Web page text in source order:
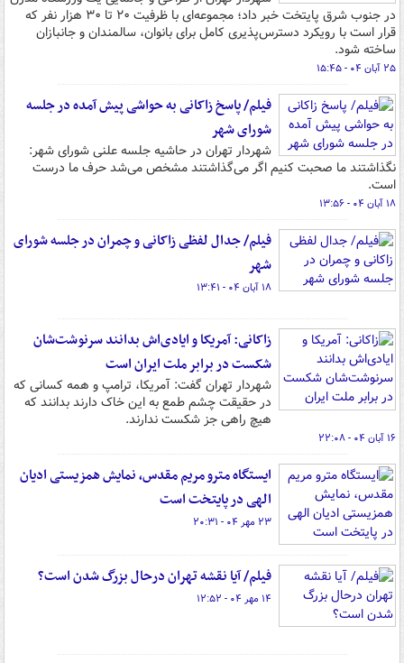
در جنوب شرق پایتخت خبر داد؛ مجموعه‌ای با ظرفیت ۲۰ تا ۳۰ هزار نفر که
قرار است با رویکرد دسترس‌پذیری کامل برای بانوان، سالمندان و جانبازان
ساخته شود.
۲۵ آبان ۰۴ - ۱۵:۴۵
فیلم/ پاسخ زاکانی به حواشی پیش آمده در جلسه
شورای شهر
شهردار تهران در حاشیه جلسه علنی شورای شهر:
نگذاشتند ما صحبت کنیم اگر می‌گذاشتند مشخص می‌شد حرف ما درست
است.
۱۸ آبان ۰۴ - ۱۳:۵۶
فیلم/ جدال لفظی زاکانی و چمران در جلسه شورای
شهر
۱۸ آبان ۰۴ - ۱۳:۴۱
زاکانی: آمریکا و ایادی‌اش بدانند سرنوشت‌شان
شکست در برابر ملت ایران است
شهردار تهران گفت: آمریکا، ترامپ و همه کسانی که
در حقیقت چشم طمع به این خاک دارند بدانند که
هیچ راهی جز شکست ندارند.
۱۶ آبان ۰۴ - ۲۲:۰۸
ایستگاه مترو مریم مقدس، نمایش همزیستی ادیان
الهی در پایتخت است
۲۳ مهر ۰۴ - ۲۰:۳۱
فیلم/ آیا نقشه تهران درحال بزرگ شدن است؟
۱۴ مهر ۰۴ - ۱۲:۵۲